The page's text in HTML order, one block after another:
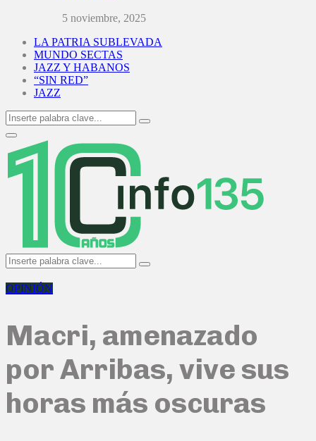
5 noviembre, 2025
LA PATRIA SUBLEVADA
MUNDO SECTAS
JAZZ Y HABANOS
“SIN RED”
JAZZ
Search
for:
Search
Primary
Menu
Search
for:
Search
OPINIÓN
Macri, amenazado
por Arribas, vive sus
horas más oscuras